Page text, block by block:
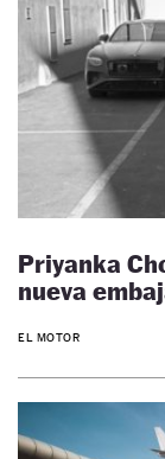
Priyanka
nueva
EL MOTOR